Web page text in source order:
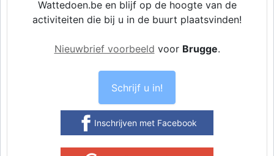
Wattedoen.be en blijf op de hoogte van de
activiteiten die bij u in de buurt plaatsvinden!
Nieuwbrief voorbeeld voor Brugge.
Schrijf u in!
Inschrijven met Facebook